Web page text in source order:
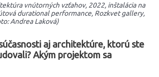
vnútorných vzťahov, 2022, inštalácia na
durational performance, Rozkvet gallery,
Andrea Laková)
aj architektúre, ktorú ste
Akým projektom sa